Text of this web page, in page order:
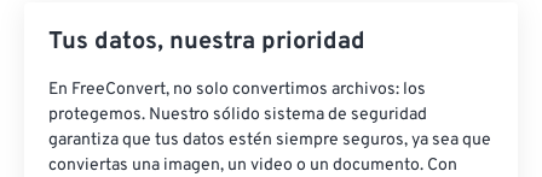
Tus datos, nuestra prioridad
En FreeConvert, no solo convertimos archivos: los
protegemos. Nuestro sólido sistema de seguridad
garantiza que tus datos estén siempre seguros, ya sea que
conviertas una imagen, un video o un documento. Con